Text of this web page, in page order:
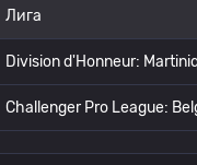
Лига
Division d'Honneur:
Challenger Pro League: